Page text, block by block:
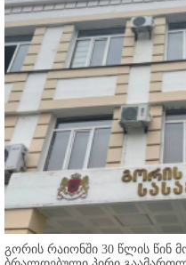
გორის რაიონში 30 წლის წინ